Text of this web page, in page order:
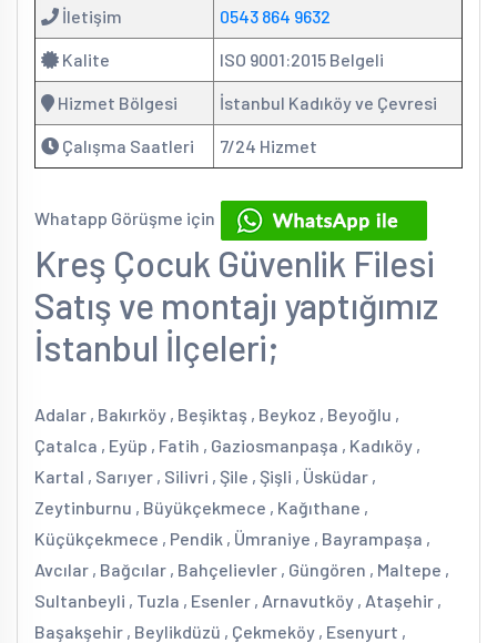
İletişim 0543 864 9632
Kalite ISO 9001:2015 Belgeli
Hizmet Bölgesi İstanbul Kadıköy ve Çevresi
Çalışma Saatleri 7/24 Hizmet
Whatapp Görüşme için
Kreş Çocuk Güvenlik Filesi
Satış ve montajı yaptığımız
İstanbul İlçeleri;
Adalar , Bakırköy , Beşiktaş , Beykoz , Beyoğlu ,
Çatalca , Eyüp , Fatih , Gaziosmanpaşa , Kadıköy ,
Kartal , Sarıyer , Silivri , Şile , Şişli , Üsküdar ,
Zeytinburnu , Büyükçekmece , Kağıthane ,
Küçükçekmece , Pendik , Ümraniye , Bayrampaşa ,
Avcılar , Bağcılar , Bahçelievler , Güngören , Maltepe ,
Sultanbeyli , Tuzla , Esenler , Arnavutköy , Ataşehir ,
Başakşehir , Beylikdüzü , Çekmeköy , Esenyurt ,